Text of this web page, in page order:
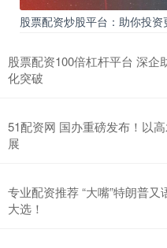
股票配资炒股平台：助你投资
股票配资100倍杠杆平台 深
化突破
51配资网 国办重磅发布！以
展
专业配资推荐 “大嘴”特朗普
大选！